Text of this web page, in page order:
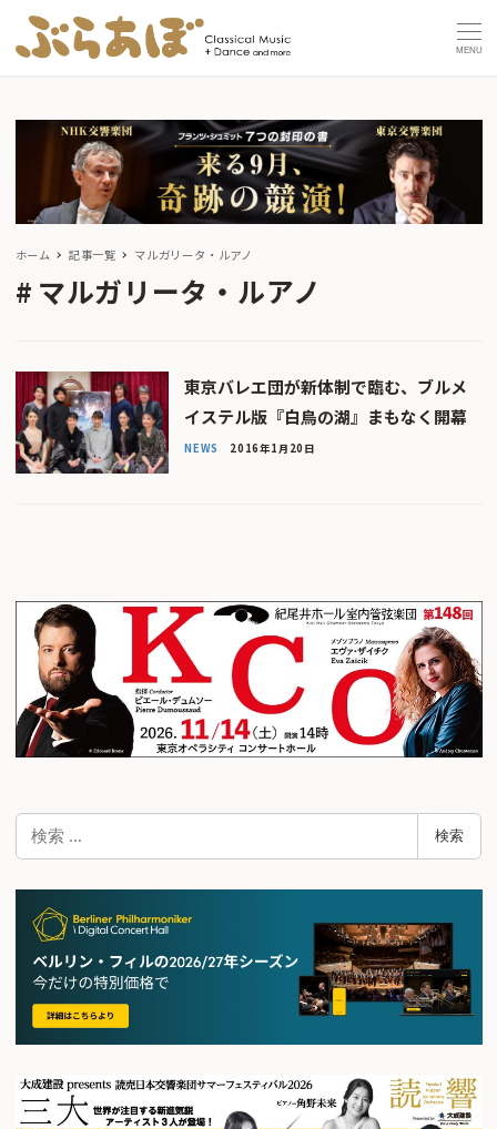
MENU
ホーム 記事一覧 マルガリータ・ルアノ
マルガリータ・ルアノ
東京バレエ団が新体制で臨む、ブルメ
イステル版『白鳥の湖』まもなく開幕
NEWS 2016年1月20日
検
検索